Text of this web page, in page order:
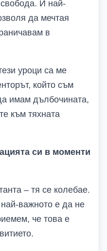
И най-
да мечтая
в
уроци са ме
който съм
имам дълбочината,
към тяхната
си в моменти
– тя се колебае.
важното е да не
че това е